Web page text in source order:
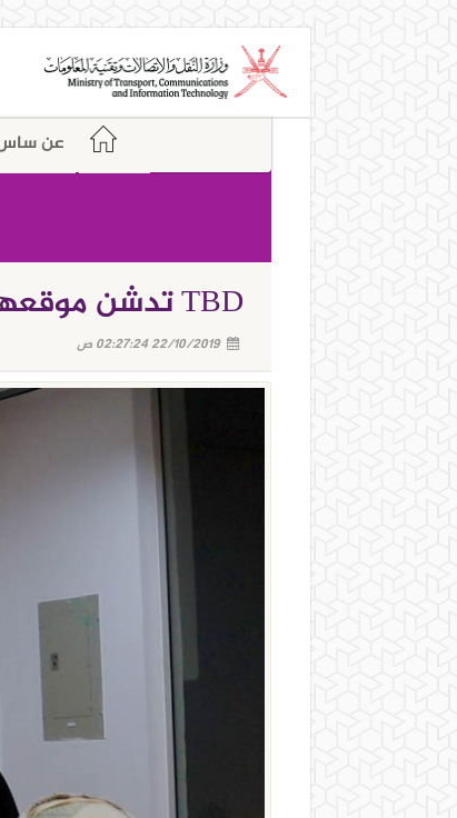
عن
TBD تدشن موقعها الرسمي
22/10/2019 02:27:24 ص